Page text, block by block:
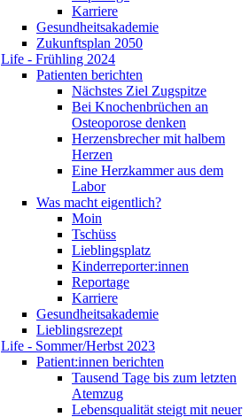
Karriere
Gesundheitsakademie
Zukunftsplan 2050
Life - Frühling 2024
Patienten berichten
Nächstes Ziel Zugspitze
Bei Knochenbrüchen an
Osteoporose denken
Herzensbrecher mit halbem
Herzen
Eine Herzkammer aus dem
Labor
Was macht eigentlich?
Moin
Tschüss
Lieblingsplatz
Kinderreporter:innen
Reportage
Karriere
Gesundheitsakademie
Lieblingsrezept
Life - Sommer/Herbst 2023
Patient:innen berichten
Tausend Tage bis zum letzten
Atemzug
Lebensqualität steigt mit neuer